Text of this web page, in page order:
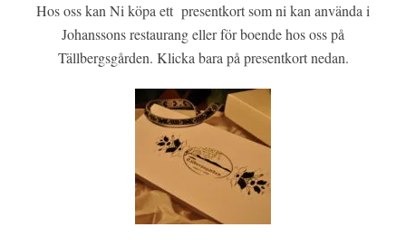
Hos oss kan Ni köpa ett presentkort som ni kan använda i
Johanssons restaurang eller för boende hos oss på
Tällbergsgården. Klicka bara på presentkort nedan.